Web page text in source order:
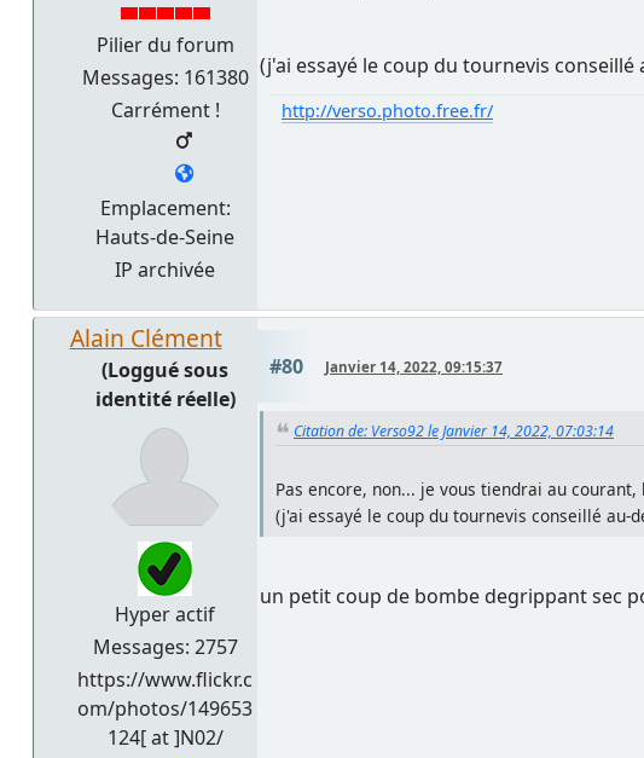
Pilier du forum
Messages: 161380
Carrément !
Emplacement:
Hauts-de-Seine
IP archivée
(j'ai essayé le coup du tournevis
http://verso.photo.free.fr/
Alain Clément
(Loggué sous
identité réelle)
Hyper actif
Messages: 2757
https://www.flickr.c
om/photos/149653
124[ at ]N02/
#80 Janvier 14, 2022, 09:15:37
Citation de: Verso92 le Janvier 14, 2022, 07:03:14
Pas encore, non... je vous tiendrai au courant,
(j'ai essayé le coup du tournevis conseillé au-
un petit coup de bombe degrippant sec